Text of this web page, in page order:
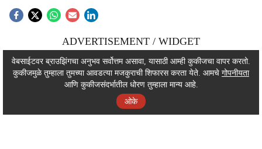
ADVERTISEMENT / WIDGET
ADVERTISEMENT / WIDGET
ADVERTISEMENT / WIDGET
वेबसाईटवर ब्राउझिंगचा अनुभव सर्वोत्तम असावा, यासाठी आम्ही कुकीजचा वापर करतो.
कुकीजमुळे तुम्हाला तुमच्या आवडत्या मजकुराची शिफारस करता येते. आमचे गोपनीयता
आणि कुकीजसंदर्भातील धोरण तुम्हाला मान्य आहे.
ओके